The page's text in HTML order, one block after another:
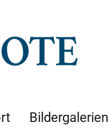
Bildergalerien